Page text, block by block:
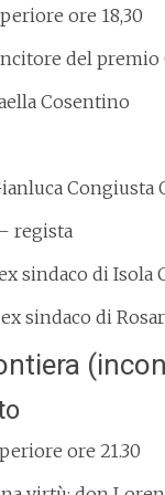
ore 18,30
del premio
Cosentino
Congiusta
regista
sindaco di Isola
sindaco di
ore 21.30